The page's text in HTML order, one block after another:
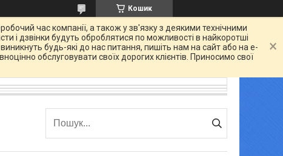
Кошик
час компанії, а також у зв'язку з деякими технічними
і дзвінки будуть оброблятися по можливості в найкоротші
будь-які до нас питання, пишіть нам на сайт або на e-
обслуговувати своїх дорогих клієнтів. Приносимо свої